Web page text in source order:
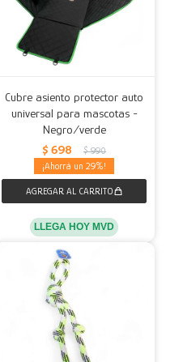
Cubre asiento protector auto
universal para mascotas -
Negro/verde
$ 698 $ 990
29
LLEGA HOY MVD